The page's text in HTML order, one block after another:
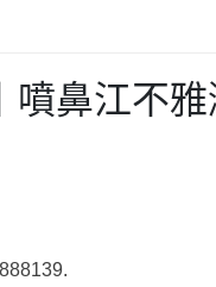
噴鼻江不